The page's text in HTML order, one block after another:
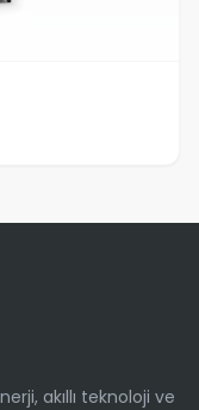
akıllı teknoloji ve